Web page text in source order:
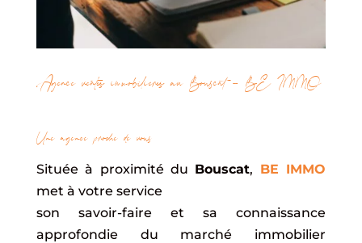
Agence ventes immobilières au Bouscat – BE IMMO
Une agence proche de vous
Située à proximité du Bouscat, BE IMMO
met à votre service
son savoir-faire et sa connaissance
approfondie du marché immobilier